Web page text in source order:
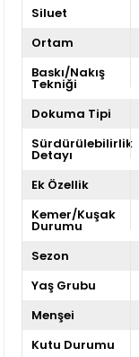
Siluet
Ortam
Baskı/Nakış
Tekniği
Dokuma Tipi
Sürdürülebilirlik
Detayı
Ek Özellik
Kemer/Kuşak
Durumu
Sezon
Yaş Grubu
Menşei
Kutu Durumu